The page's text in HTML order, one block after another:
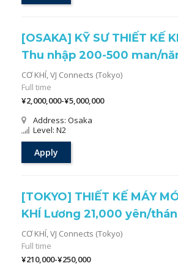
[OSAKA] KỸ SƯ THIẾT KẾ
Thu nhập 200-500 man/
CƠ KHÍ,VJ Connects (Tokyo)
Full time
¥2,000,000-¥5,000,000
Address: Osaka
Level: N2
Apply
[TOKYO] THIẾT KẾ MÁY
KHÍ Lương 21,000 yên/
CƠ KHÍ,VJ Connects (Tokyo)
Full time
¥210,000-¥250,000